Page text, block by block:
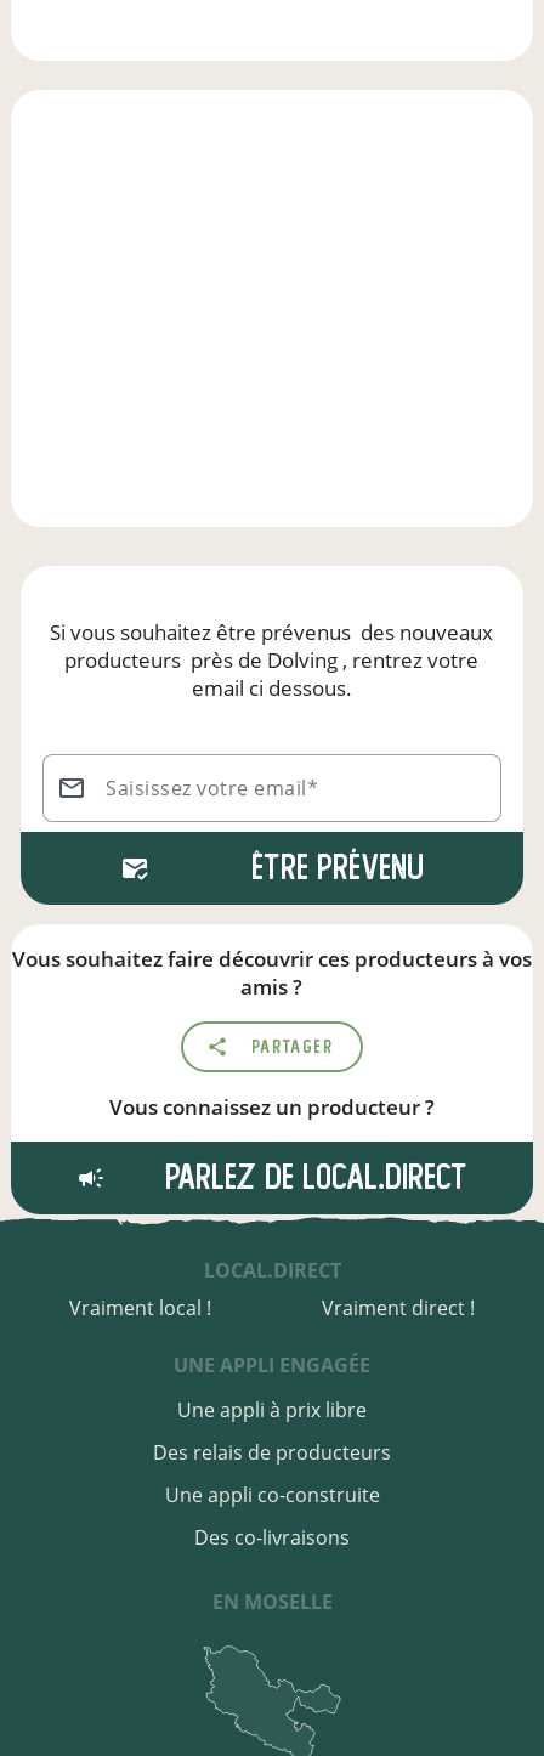
Si vous souhaitez être prévenus des nouveaux
producteurs près de Dolving , rentrez votre
email ci dessous.
Saisissez votre email*
Être prévenu
Vous souhaitez faire découvrir ces producteurs à vos
amis ?
Partager
Vous connaissez un producteur ?
Parlez de local.direct
LOCAL.DIRECT
Vraiment local !
Vraiment direct !
UNE APPLI ENGAGÉE
Une appli à prix libre
Des relais de producteurs
Des co-livraisons
Une appli co-construite
EN MOSELLE